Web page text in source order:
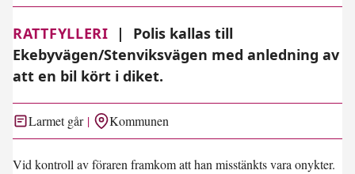
RATTFYLLERI |
Polis kallas till
Ekebyvägen/Stenviksvägen med anledning av
att en bil kört i diket.
Larmet går Kommunen
Vid kontroll av föraren framkom att han misstänkts vara onykter.